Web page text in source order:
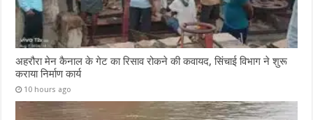
अहरौरा मेन कैनाल के गेट का रिसाव रोकने की कवायद, सिंचाई विभाग ने शुरू
कराया निर्माण कार्य
10 hours ago